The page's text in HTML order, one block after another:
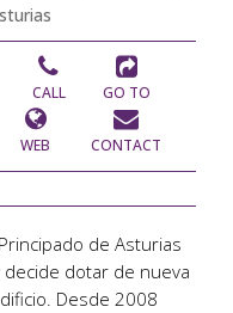
CALL GO TO
WEB CONTACT
de Asturias
decide dotar de nueva
Desde 2008